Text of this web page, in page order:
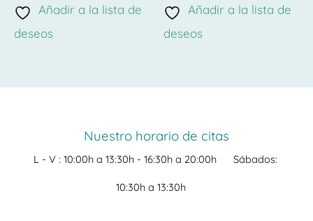
de
5
Añadir a la lista de
deseos
de
5
Añadir a la lista de
deseos
Nuestro horario de citas
L - V : 10:00h a 13:30h - 16:30h a 20:00h Sábados:
10:30h a 13:30h